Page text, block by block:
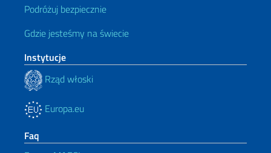
Podróżuj bezpiecznie
Gdzie jesteśmy na świecie
Instytucje
Rząd włoski
Europa.eu
Faq